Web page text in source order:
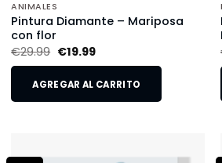
ANIMALES
Pintura Diamante – Mariposa
con flor
€29.99 €19.99
AGREGAR AL CARRITO